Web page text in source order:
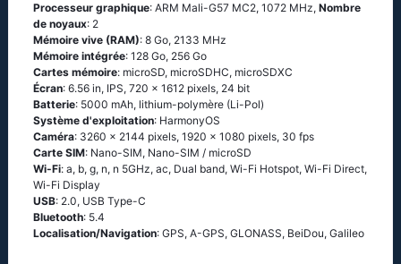
Processeur graphique: ARM Mali-G57 MC2, 1072 MHz, Nombre
de noyaux: 2
Mémoire vive (RAM): 8 Go, 2133 MHz
Mémoire intégrée: 128 Go, 256 Go
Cartes mémoire: microSD, microSDHC, microSDXC
Écran: 6.56 in, IPS, 720 x 1612 pixels, 24 bit
Batterie: 5000 mAh, lithium-polymère (Li-Pol)
Système d'exploitation: HarmonyOS
Caméra: 3260 x 2144 pixels, 1920 x 1080 pixels, 30 fps
Carte SIM: Nano-SIM, Nano-SIM / microSD
Wi-Fi: a, b, g, n, n 5GHz, ac, Dual band, Wi-Fi Hotspot, Wi-Fi Direct,
Wi-Fi Display
USB: 2.0, USB Type-C
Bluetooth: 5.4
Localisation/Navigation: GPS, A-GPS, GLONASS, BeiDou, Galileo